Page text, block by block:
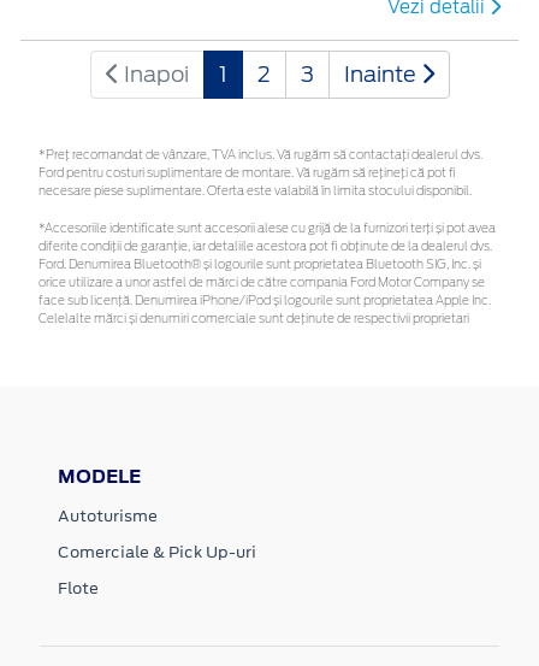
Vezi detalii
Inapoi 1 2 3 Inainte
*Preţ recomandat de vânzare, TVA inclus. Vă rugăm să contactaţi dealerul dvs.
Ford pentru costuri suplimentare de montare. Vă rugăm să rețineți că pot fi
necesare piese suplimentare. Oferta este valabilă în limita stocului disponibil.
*Accesoriile identificate sunt accesorii alese cu grijă de la furnizori terți și pot avea
diferite condiții de garanție, iar detaliile acestora pot fi obținute de la dealerul dvs.
Ford. Denumirea Bluetooth® și logourile sunt proprietatea Bluetooth SIG, Inc. și
orice utilizare a unor astfel de mărci de către compania Ford Motor Company se
face sub licență. Denumirea iPhone/iPod și logourile sunt proprietatea Apple Inc.
Celelalte mărci și denumiri comerciale sunt deținute de respectivii proprietari
MODELE
Autoturisme
Comerciale & Pick Up-uri
Flote